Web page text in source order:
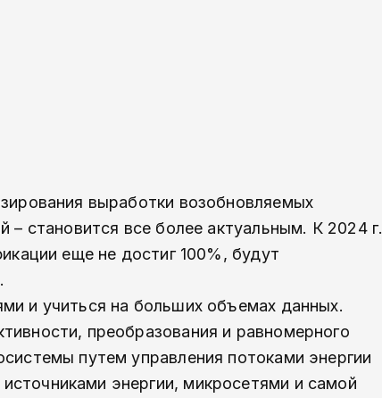
выработки возобновляемых
становится все более актуальным. К 2024 г.
еще не достиг 100%, будут
и учиться на больших объемах данных.
преобразования и равномерного
путем управления потоками энергии
энергии, микросетями и самой